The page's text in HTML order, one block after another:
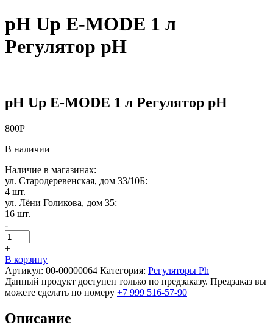
pH Up E-MODE 1 л
Регулятор pH
pH Up E-MODE 1 л Регулятор pH
800Р
В наличии
Наличие в магазинах:
ул. Стародеревенская, дом 33/10Б:
4 шт.
ул. Лёни Голикова, дом 35:
16 шт.
-
+
В корзину
Артикул: 00-00000064 Категория: Регуляторы Ph
Данный продукт доступен только по предзаказу. Предзаказ вы
можете сделать по номеру +7 999 516-57-90
Описание